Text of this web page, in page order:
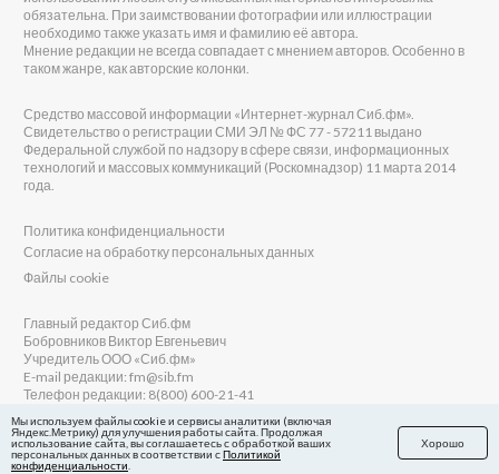
обязательна. При заимствовании фотографии или иллюстрации
необходимо также указать имя и фамилию её автора.
Мнение редакции не всегда совпадает с мнением авторов. Особенно в
таком жанре, как авторские колонки.
Средство массовой информации «Интернет-журнал Сиб.фм».
Свидетельство о регистрации СМИ ЭЛ № ФС 77 - 57211 выдано
Федеральной службой по надзору в сфере связи, информационных
технологий и массовых коммуникаций (Роскомнадзор) 11 марта 2014
года.
Политика конфиденциальности
Согласие на обработку персональных данных
Файлы cookie
Главный редактор Сиб.фм
Бобровников Виктор Евгеньевич
Учредитель ООО «Сиб.фм»
E-mail редакции: fm@sib.fm
Телефон редакции: 8(800) 600-21-41
Сайт разработан и поддерживается Технодзен
Мы используем файлы cookie и сервисы аналитики (включая
Яндекс.Метрику) для улучшения работы сайта. Продолжая
использование сайта, вы соглашаетесь с обработкой ваших
персональных данных в соответствии сПолитикой
конфиденциальности
Хорошо